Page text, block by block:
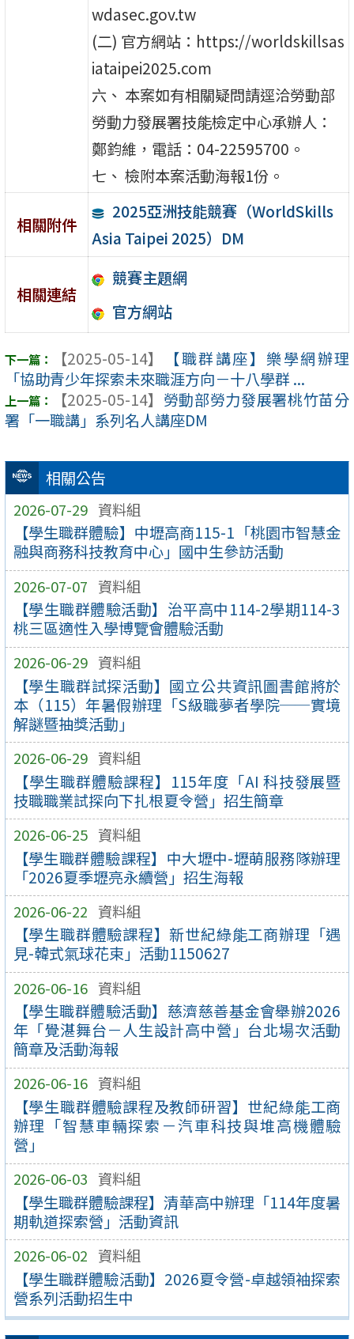
相關公告
2026-07-29 資料組
【學生職群體驗】中壢高商115-1「桃園市智慧金
融與商務科技教育中心」國中生參訪活動
2026-07-07 資料組
【學生職群體驗活動】治平高中114-2學期114-3
桃三區適性入學博覽會體驗活動
2026-06-29 資料組
【學生職群試探活動】國立公共資訊圖書館將於
本（115）年暑假辦理「S級職夢者學院──實境
解謎暨抽獎活動」
2026-06-29 資料組
【學生職群體驗課程】115年度「AI 科技發展暨
技職職業試探向下扎根夏令營」招生簡章
2026-06-25 資料組
【學生職群體驗課程】中大壢中-壢萌服務隊辦理
「2026夏季壢亮永續營」招生海報
2026-06-22 資料組
【學生職群體驗課程】新世紀綠能工商辦理「遇
見-韓式氣球花束」活動1150627
2026-06-16 資料組
【學生職群體驗活動】慈濟慈善基金會舉辦2026
年「覺湛舞台－人生設計高中營」台北場次活動
簡章及活動海報
2026-06-16 資料組
【學生職群體驗課程及教師研習】世紀綠能工商
辦理「智慧車輛探索－汽車科技與堆高機體驗
營」
2026-06-03 資料組
【學生職群體驗課程】清華高中辦理「114年度暑
期軌道探索營」活動資訊
2026-06-02 資料組
【學生職群體驗活動】2026夏令營-卓越領袖探索
營系列活動招生中
wdasec.gov.tw
(二) 官方網站：https://worldskillsas
iataipei2025.com
六、 本案如有相關疑問請逕洽勞動部
勞動力發展署技能檢定中心承辦人：
鄭鈞維，電話：04-22595700。
七、 檢附本案活動海報1份。
相關附件
2025亞洲技能競賽（WorldSkills
Asia Taipei 2025）DM
相關連結
競賽主題網
官方網站
【2025-05-14】
【職群講座】樂學網辦理
「協助青少年探索未來職涯方向－十八學群 ...
【2025-05-14】 勞動部勞力發展署桃竹苗分
署「一職講」系列名人講座DM